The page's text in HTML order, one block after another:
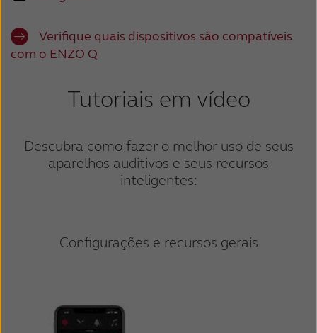
Türkçe United Kingdom
United States
Verifique quais dispositivos são compatíveis
com o ENZO Q
Tutoriais em vídeo
Descubra como fazer o melhor uso de seus
aparelhos auditivos e seus recursos
inteligentes:
Configurações e recursos gerais